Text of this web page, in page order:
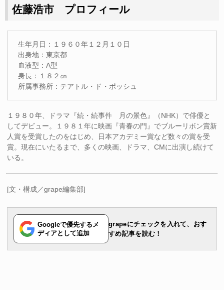
佐藤浩市 プロフィール
生年月日：１９６０年１２月１０日
出身地：東京都
血液型：A型
身長：１８２㎝
所属事務所：テアトル・ド・ポッシュ
１９８０年、ドラマ『続・続事件 月の景色』（NHK）で俳優と
してデビュー。１９８１年に映画『青春の門』でブルーリボン賞新
人賞を受賞したのをはじめ、日本アカデミー賞など数々の賞を受
賞。現在にいたるまで、多くの映画、ドラマ、CMに出演し続けて
いる。
[文・構成／grape編集部]
Googleで優先するメ
ディアとして追加
grapeにチェックを入れて、おす
すめ記事を読む！